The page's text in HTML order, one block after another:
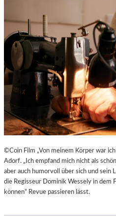
©Coin Film „Von meinem Körper war
Adorf. „Ich empfand mich nicht als
aber auch humorvoll über sich und sein
die Regisseur Dominik Wessely in dem
können“ Revue passieren lässt.